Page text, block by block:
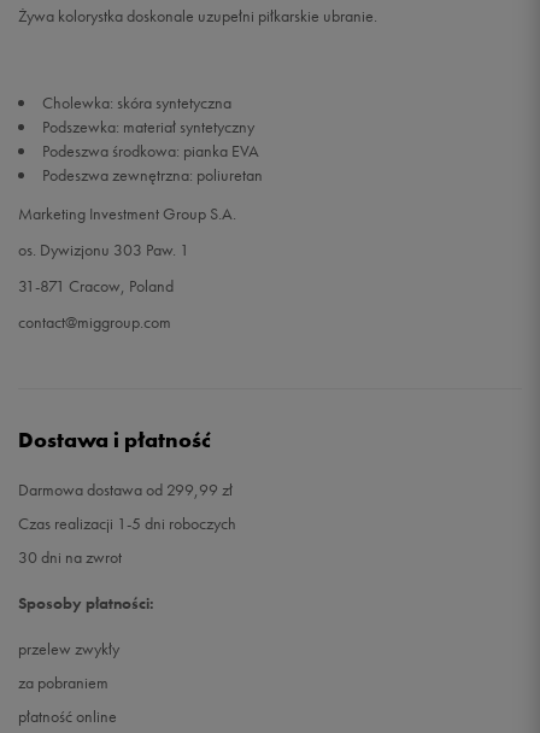
Żywa kolorystka doskonale uzupełni piłkarskie ubranie.
Cholewka: skóra syntetyczna
Podszewka: materiał syntetyczny
Podeszwa środkowa: pianka EVA
Podeszwa zewnętrzna: poliuretan
Marketing Investment Group S.A.
os. Dywizjonu 303 Paw. 1
31-871 Cracow, Poland
contact@miggroup.com
Dostawa i płatność
Darmowa dostawa od 299,99 zł
Czas realizacji 1-5 dni roboczych
30 dni na zwrot
Sposoby płatności:
przelew zwykły
za pobraniem
płatność online